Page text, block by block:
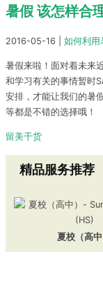
暑假 该怎样合
2016-05-16 如何利用
暑假来啦！面对着未来
和学习有关的事情暂时
安排，才能让我们的暑
等都是不错的选择哦！
留美干货
精品服务推荐
夏校（高中